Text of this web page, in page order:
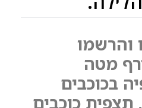
והרשמו
מטה
בכוכבים
כוכבים